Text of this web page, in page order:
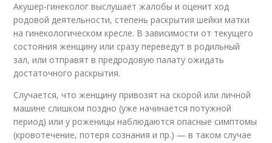
Акушер-гинеколог выслушает жалобы и оценит ход
родовой деятельности, степень раскрытия шейки матки
на гинекологическом кресле. В зависимости от текущего
состояния женщину или сразу переведут в родильный
зал, или отправят в предродовую палату ожидать
достаточного раскрытия.
Случается, что женщину привозят на скорой или личной
машине слишком поздно (уже начинается потужной
период) или у роженицы наблюдаются опасные симптомы
(кровотечение, потеря сознания и пр.) — в таком случае